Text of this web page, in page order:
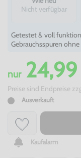
Nicht verfügbar
Getestet & voll
Gebrauchsspuren
nur
Preise sind Endpreise
Ausverkauft
Kaufalarm